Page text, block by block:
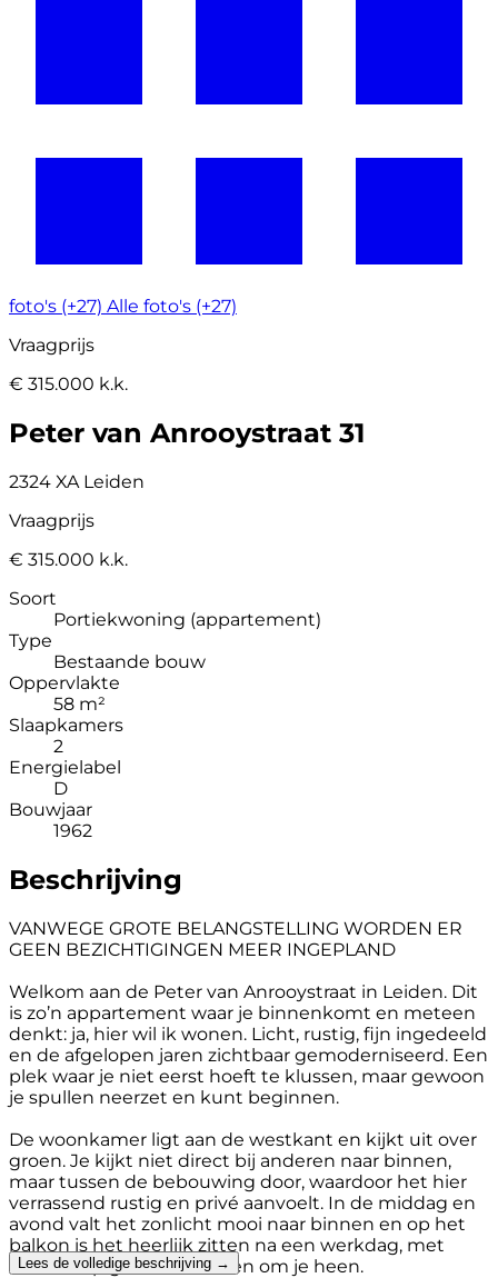
foto's (+27) Alle foto's (+27)
Vraagprijs
€ 315.000 k.k.
Peter van Anrooystraat 31
2324 XA Leiden
Vraagprijs
€ 315.000 k.k.
Soort
Portiekwoning (appartement)
Type
Bestaande bouw
Oppervlakte
58 m²
Slaapkamers
2
Energielabel
D
Bouwjaar
1962
Beschrijving
VANWEGE GROTE BELANGSTELLING WORDEN ER
GEEN BEZICHTIGINGEN MEER INGEPLAND
Welkom aan de Peter van Anrooystraat in Leiden. Dit
is zo’n appartement waar je binnenkomt en meteen
denkt: ja, hier wil ik wonen. Licht, rustig, fijn ingedeeld
en de afgelopen jaren zichtbaar gemoderniseerd. Een
plek waar je niet eerst hoeft te klussen, maar gewoon
je spullen neerzet en kunt beginnen.
De woonkamer ligt aan de westkant en kijkt uit over
groen. Je kijkt niet direct bij anderen naar binnen,
maar tussen de bebouwing door, waardoor het hier
verrassend rustig en privé aanvoelt. In de middag en
avond valt het zonlicht mooi naar binnen en op het
balkon is het heerlijk zitten na een werkdag, met
uitzicht op groen en tuinen om je heen.
Lees de volledige beschrijving →